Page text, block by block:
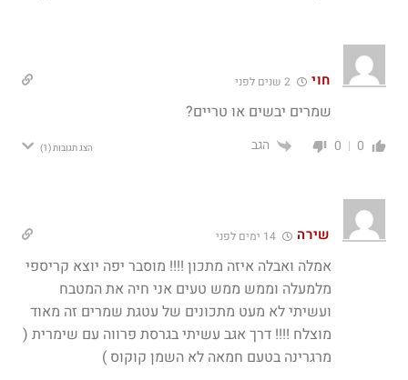
חוי
שמרים יבשים או טריים?
0
0 הגב הצג תגובות(1)
שירה
אמלה ואבלה איזה מתכון !!!! מוסבר יפה יוצא קריספי
מלמעלה וממש ממש טעים אני חיה את המטבח
ועשיתי לא מעט מתכונים של עטגת שמרים זה מאוד
מוצלח !!!! דרך אגב עשיתי בגרסת פרווה עם שימרית (
מרגרינה בטעם חמאה לא השמן קוקוס )